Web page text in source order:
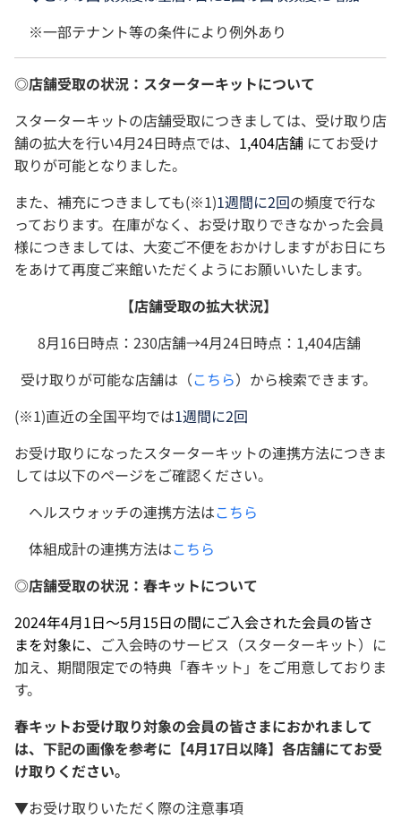
※一部テナント等の条件により例外あり
◎店舗受取の状況：スターターキットについて
スターターキットの店舗受取につきましては、受け取り店
舗の拡大を行い4月24日時点では、 1,404店舗 にてお受け
取りが可能となりました。
また、補充につきましても(※1)1週間に2回の頻度で行な
っております。在庫がなく、お受け取りできなかった会員
様につきましては、大変ご不便をおかけしますがお日にち
をあけて再度ご来館いただくようにお願いいたします。
【店舗受取の拡大状況】
8月16日時点：230店舗→4月24日時点：1,404店舗
受け取りが可能な店舗は（こちら）から検索できます。
(※1)直近の全国平均では1週間に2回
お受け取りになったスターターキットの連携方法につきま
しては以下のページをご確認ください。
ヘルスウォッチの連携方法はこちら
体組成計の連携方法はこちら
◎店舗受取の状況：春キットについて
2024年4月1日～5月15日の間にご入会された会員の皆さ
まを対象に、 ご入会時のサービス（スターターキット）に
加え、期間限定での特典「春キット」をご用意しておりま
す。
春キットお受け取り対象の会員の皆さまにおかれまして
は、下記の画像を参考に【4月17日以降】各店舗にてお受
け取りください。
▼お受け取りいただく際の注意事項